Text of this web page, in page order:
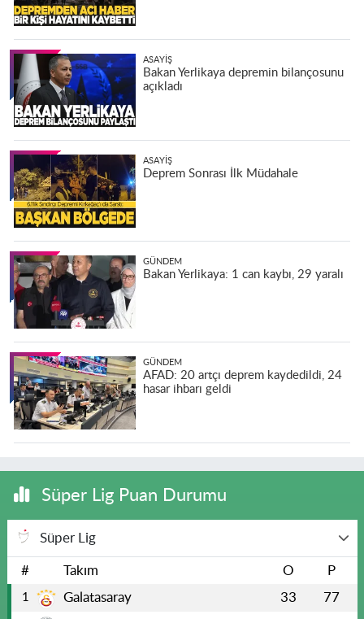
ASAYIŞ
Bakan Yerlikaya depremin bilançosunu
açıkladı
ASAYIŞ
Deprem Sonrası İlk Müdahale
GÜNDEM
Bakan Yerlikaya: 1 can kaybı, 29 yaralı
GÜNDEM
AFAD: 20 artçı deprem kaydedildi, 24
hasar ihbarı geldi
Süper Lig Puan Durumu
Süper Lig
# Takım O P
1 Galatasaray 33 77